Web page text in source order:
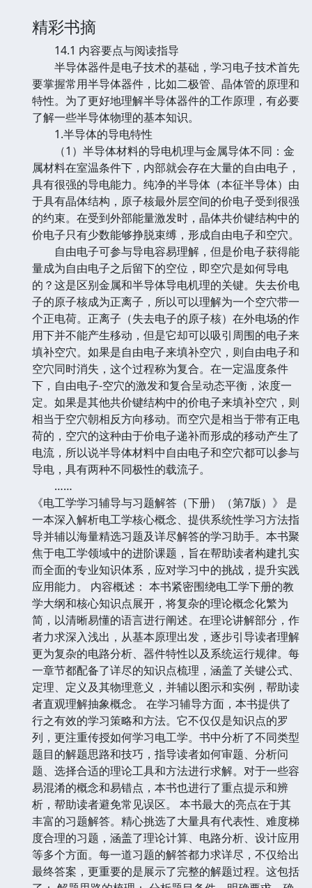
精彩书摘
14.1 内容要点与阅读指导
半导体器件是电子技术的基础，学习电子技术首先
要掌握常用半导体器件，比如二极管、晶体管的原理和
特性。为了更好地理解半导体器件的工作原理，有必要
了解一些半导体物理的基本知识。
1.半导体的导电特性
（1）半导体材料的导电机理与金属导体不同：金
属材料在室温条件下，内部就会存在大量的自由电子，
具有很强的导电能力。纯净的半导体（本征半导体）由
于具有晶体结构，原子核最外层空间的价电子受到很强
的约束。在受到外部能量激发时，晶体共价键结构中的
价电子只有少数能够挣脱束缚，形成自由电子和空穴。
自由电子可参与导电容易理解，但是价电子获得能
量成为自由电子之后留下的空位，即空穴是如何导电
的？这是区别金属和半导体导电机理的关键。失去价电
子的原子核成为正离子，所以可以理解为一个空穴带一
个正电荷。正离子（失去电子的原子核）在外电场的作
用下并不能产生移动，但是它却可以吸引周围的电子来
填补空穴。如果是自由电子来填补空穴，则自由电子和
空穴同时消失，这个过程称为复合。在一定温度条件
下，自由电子-空穴的激发和复合呈动态平衡，浓度一
定。如果是其他共价键结构中的价电子来填补空穴，则
相当于空穴朝相反方向移动。而空穴是相当于带有正电
荷的，空穴的这种由于价电子递补而形成的移动产生了
电流，所以说半导体材料中自由电子和空穴都可以参与
导电，具有两种不同极性的载流子。
……
《电工学学习辅导与习题解答（下册）（第7版）》 是
一本深入解析电工学核心概念、提供系统性学习方法指
导并辅以海量精选习题及详尽解答的学习助手。本书聚
焦于电工学领域中的进阶课题，旨在帮助读者构建扎实
而全面的专业知识体系，应对学习中的挑战，提升实践
应用能力。 内容概述： 本书紧密围绕电工学下册的教
学大纲和核心知识点展开，将复杂的理论概念化繁为
简，以清晰易懂的语言进行阐述。在理论讲解部分，作
者力求深入浅出，从基本原理出发，逐步引导读者理解
更为复杂的电路分析、器件特性以及系统运行规律。每
一章节都配备了详尽的知识点梳理，涵盖了关键公式、
定理、定义及其物理意义，并辅以图示和实例，帮助读
者直观理解抽象概念。 在学习辅导方面，本书提供了
行之有效的学习策略和方法。它不仅仅是知识点的罗
列，更注重传授如何学习电工学。书中分析了不同类型
题目的解题思路和技巧，指导读者如何审题、分析问
题、选择合适的理论工具和方法进行求解。对于一些容
易混淆的概念和易错点，本书也进行了重点提示和辨
析，帮助读者避免常见误区。 本书最大的亮点在于其
丰富的习题解答。精心挑选了大量具有代表性、难度梯
度合理的习题，涵盖了理论计算、电路分析、设计应用
等多个方面。每一道习题的解答都力求详尽，不仅给出
最终答案，更重要的是展示了完整的解题过程。这包括